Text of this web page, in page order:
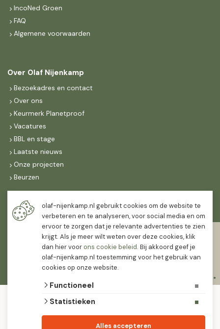
IncoNed Groen
FAQ
Algemene voorwaarden
Over Olaf Nijenkamp
Bezoekadres en contact
Over ons
Keurmerk Planetproof
Vacatures
BBL en stage
Laatste nieuws
Onze projecten
Beurzen
Maandag t/m vrijdag
07:30-
16:30
12:00
algemene voorwaarden
olaf-nijenkamp.nl gebruikt cookies om de website te
verbeteren en te analyseren, voor social media en om
ervoor te zorgen dat je relevante advertenties te zien
krijgt. Als je meer wilt weten over deze cookies, klik
dan hier voorons cookie beleid. Bij akkoord geef je
olaf-nijenkamp.nl toestemming voor het gebruik van
cookies op onze website.
Functioneel
Statistieken
Alles accepteren